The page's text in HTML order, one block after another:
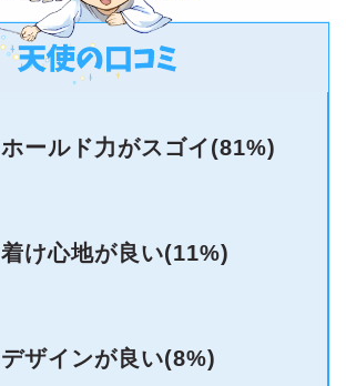
ホールド力がスゴイ(81%)
着け心地が良い(11%)
デザインが良い(8%)